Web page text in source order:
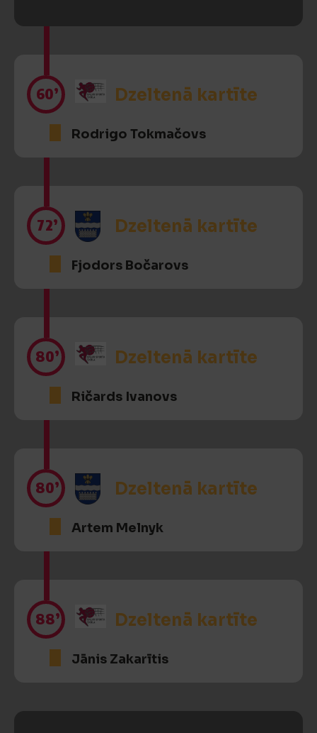
60’ Dzeltenā kartīte
Rodrigo Tokmačovs
72’ Dzeltenā kartīte
Fjodors Bočarovs
80’ Dzeltenā kartīte
Ričards Ivanovs
80’ Dzeltenā kartīte
Artem Melnyk
88’ Dzeltenā kartīte
Jānis Zakarītis